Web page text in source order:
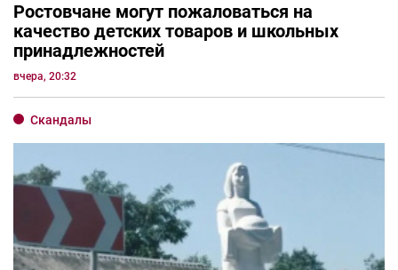
Ростовчане могут пожаловаться на
качество детских товаров и школьных
принадлежностей
вчера, 20:32
Скандалы